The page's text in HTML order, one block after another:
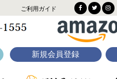
ご利用ガイド
新規会員登録